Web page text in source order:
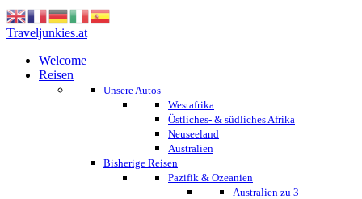
Traveljunkies.at
Welcome
Reisen
Unsere Autos
Westafrika
Östliches- & südliches Afrika
Neuseeland
Australien
Bisherige Reisen
Pazifik & Ozeanien
Australien zu 3